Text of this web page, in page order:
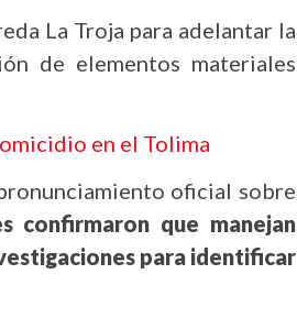
La Troja para adelantar la
de elementos materiales
en el Tolima
oficial sobre
confirmaron que manejan
para identificar